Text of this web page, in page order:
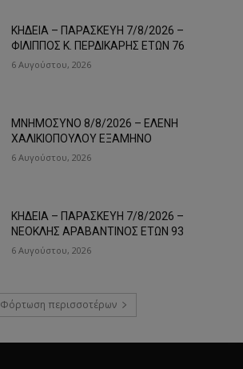
ΚΗΔΕΙΑ – ΠΑΡΑΣΚΕΥΗ 7/8/2026 –
ΦΙΛΙΠΠΟΣ Κ. ΠΕΡΔΙΚΑΡΗΣ ΕΤΩΝ 76
6 Αυγούστου, 2026
ΜΝΗΜΟΣΥΝΟ 8/8/2026 – ΕΛΕΝΗ
ΧΑΛΙΚΙΟΠΟΥΛΟΥ ΕΞΑΜΗΝΟ
6 Αυγούστου, 2026
ΚΗΔΕΙΑ – ΠΑΡΑΣΚΕΥΗ 7/8/2026 –
ΝΕΟΚΛΗΣ ΑΡΑΒΑΝΤΙΝΟΣ ΕΤΩΝ 93
6 Αυγούστου, 2026
Φόρτωση περισσοτέρων